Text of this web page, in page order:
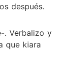
después.
. Verbalizo y
que kiara